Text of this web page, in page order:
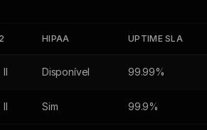
HIPAA UPTIME SLA
Disponível 99.99%
Sim 99.9%